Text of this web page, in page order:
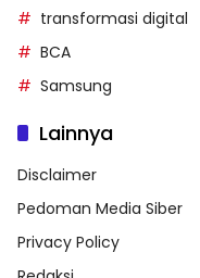
transformasi digital
BCA
Samsung
Lainnya
Disclaimer
Pedoman Media Siber
Privacy Policy